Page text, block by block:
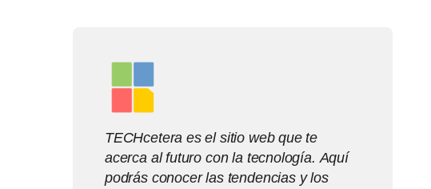
TECHcetera es el sitio web que te
acerca al futuro con la tecnología. Aquí
podrás conocer las tendencias y los